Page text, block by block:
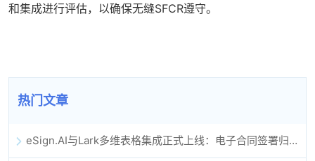
和集成进行评估，以确保无缝SFCR遵守。
热门文章
eSign.AI与Lark多维表格集成正式上线：电子合同签署归档全程自动化